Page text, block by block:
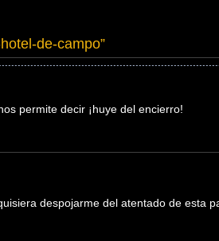
de-campo”
permite decir ¡huye del encierro!
despojarme del atentado de esta